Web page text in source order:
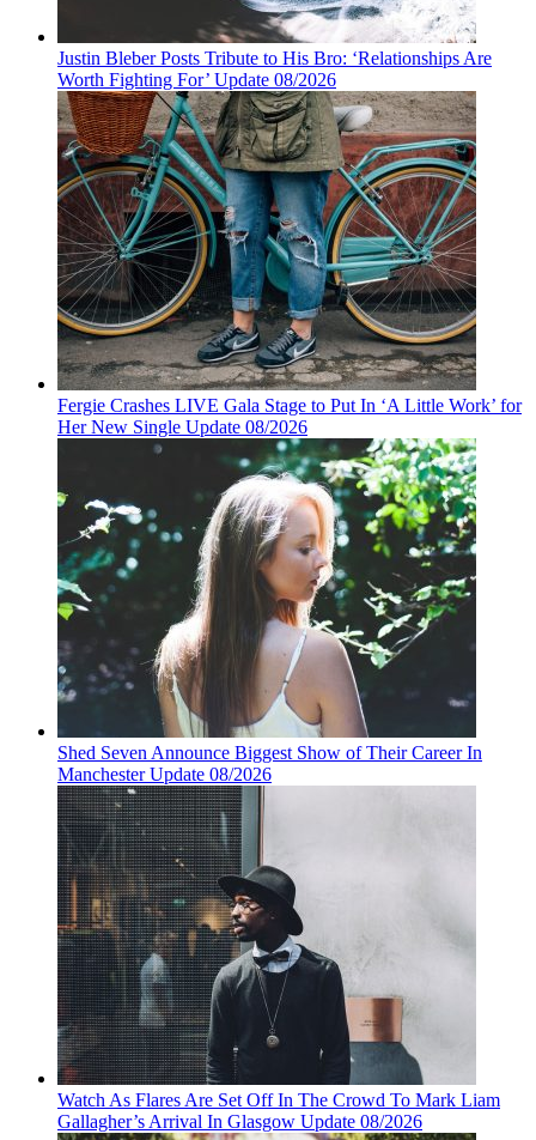
Justin Bleber Posts Tribute to His Bro: ‘Relationships Are
Worth Fighting For’ Update 08/2026
Fergie Crashes LIVE Gala Stage to Put In ‘A Little Work’ for
Her New Single Update 08/2026
Shed Seven Announce Biggest Show of Their Career In
Manchester Update 08/2026
Watch As Flares Are Set Off In The Crowd To Mark Liam
Gallagher’s Arrival In Glasgow Update 08/2026